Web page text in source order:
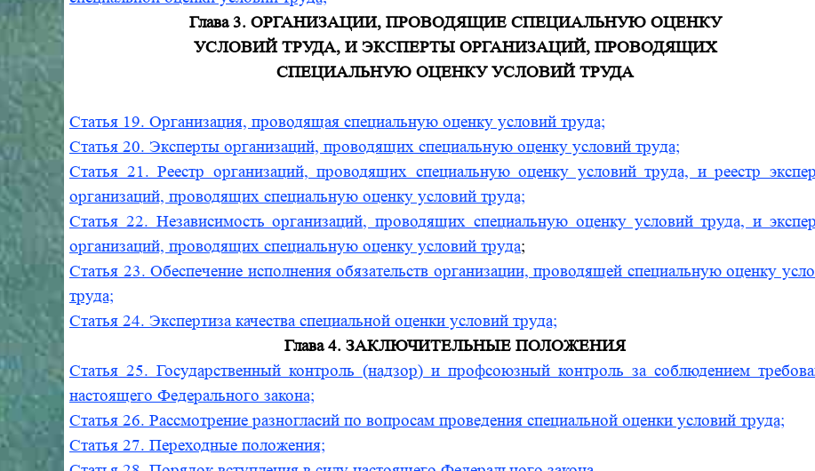
Глава 3. ОРГАНИЗАЦИИ, ПРОВОДЯЩИЕ СПЕЦИАЛЬНУЮ ОЦЕНКУ
УСЛОВИЙ ТРУДА, И ЭКСПЕРТЫ ОРГАНИЗАЦИЙ, ПРОВОДЯЩИХ
СПЕЦИАЛЬНУЮ ОЦЕНКУ УСЛОВИЙ ТРУДА
Статья 19. Организация, проводящая специальную оценку условий труда;
Статья 20. Эксперты организаций, проводящих специальную оценку условий труда;
Статья 21. Реестр организаций, проводящих специальную оценку условий труда, и реестр
организаций, проводящих специальную оценку условий труда;
Статья 22. Независимость организаций, проводящих специальную оценку условий труда, и
организаций, проводящих специальную оценку условий труда;
Статья 23. Обеспечение исполнения обязательств организации, проводящей специальную оценку
труда;
Статья 24. Экспертиза качества специальной оценки условий труда;
Глава 4. ЗАКЛЮЧИТЕЛЬНЫЕ ПОЛОЖЕНИЯ
Статья 25. Государственный контроль (надзор) и профсоюзный контроль за соблюдением
настоящего Федерального закона;
Статья 26. Рассмотрение разногласий по вопросам проведения специальной оценки условий труда;
Статья 27. Переходные положения;